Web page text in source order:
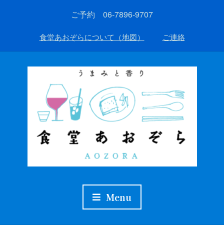
ご予約 06-7896-9707
食堂あおぞらについて（地図） ご連絡
Menu